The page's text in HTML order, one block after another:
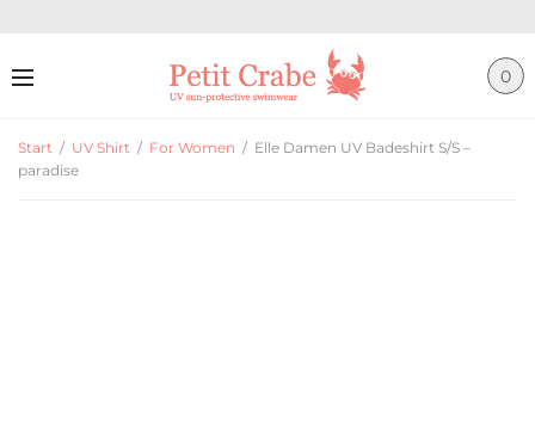
0
Start / UV Shirt / For Women / Elle Damen UV Badeshirt S/S –
paradise